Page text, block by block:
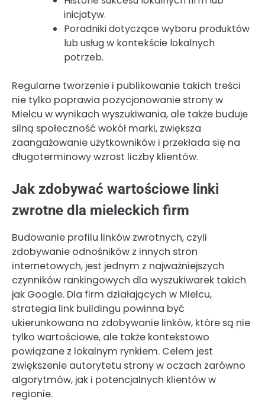
inicjatyw.
Poradniki dotyczące wyboru produktów
lub usług w kontekście lokalnych
potrzeb.
Regularne tworzenie i publikowanie takich treści
nie tylko poprawia pozycjonowanie strony w
Mielcu w wynikach wyszukiwania, ale także buduje
silną społeczność wokół marki, zwiększa
zaangażowanie użytkowników i przekłada się na
długoterminowy wzrost liczby klientów.
Jak zdobywać wartościowe linki
zwrotne dla mieleckich firm
Budowanie profilu linków zwrotnych, czyli
zdobywanie odnośników z innych stron
internetowych, jest jednym z najważniejszych
czynników rankingowych dla wyszukiwarek takich
jak Google. Dla firm działających w Mielcu,
strategia link buildingu powinna być
ukierunkowana na zdobywanie linków, które są nie
tylko wartościowe, ale także kontekstowo
powiązane z lokalnym rynkiem. Celem jest
zwiększenie autorytetu strony w oczach zarówno
algorytmów, jak i potencjalnych klientów w
regionie.